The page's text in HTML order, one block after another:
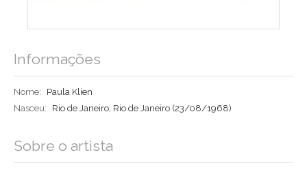
Informações
Nome:
Paula Klien
Nasceu:
Rio de Janeiro, Rio de Janeiro (23/08/1968)
Sobre o artista